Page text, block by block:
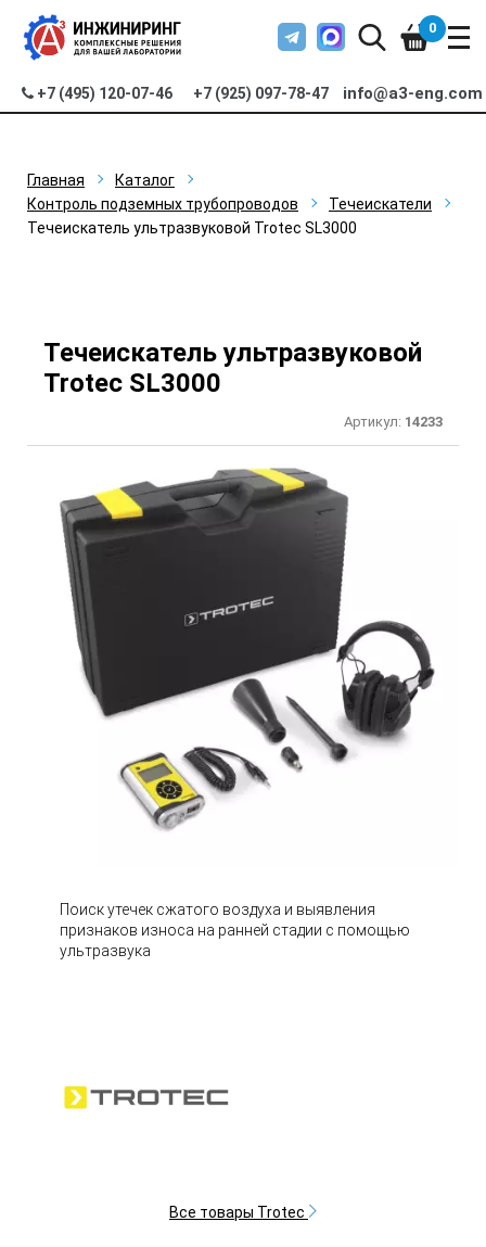
+7 (495) 120-07-46 +7 (925) 097-78-47 info@a3-eng.com
0
Главная
Каталог
Контроль подземных трубопроводов
Течеискатели
Течеискатель ультразвуковой Trotec SL3000
Течеискатель ультразвуковой
Trotec SL3000
Артикул: 14233
Поиск утечек сжатого воздуха и выявления
признаков износа на ранней стадии с помощью
ультразвука
Все товары Trotec